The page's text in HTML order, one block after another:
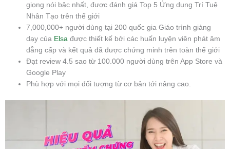
giọng nói bậc nhất, được đánh giá Top 5 Ứng dụng Trí Tuệ
Nhân Tạo trên thế giới
7,000,000+ người dùng tại 200 quốc gia Giáo trình giảng
dạy của Elsa được thiết kế bởi các huấn luyện viên phát âm
đẳng cấp và kết quả đã được chứng minh trên toàn thế giới
Đạt review 4.5 sao từ 100.000 người dùng trên App Store và
Google Play
Phù hợp với mọi đối tượng từ cơ bản tới nâng cao.